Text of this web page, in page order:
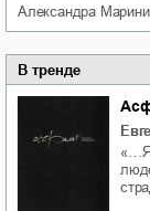
Александра
В тренде
«…Я